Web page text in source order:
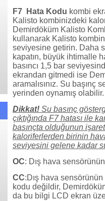
F7 Hata Kodu kombi
Kalisto kombinizdeki
Demirdöküm Kalisto
kullanarak Kalisto
seviyesine getirin. Daha
kapatın, büyük ihtimalle
basıncı 1,5 bar
ekrandan gitmedi ise
aramalısınız. Su
yerinden oynamış olabilir.
Dikkat! Su basınç
çıktığında F7 hatası ile
basınçta olduğunun
kaloriferlerden birinin
seviyesini gelene kadar
OC: Dış hava
CC:Dış hava sensörünün
kodu değildir,
da bu bilgi LCD ekran